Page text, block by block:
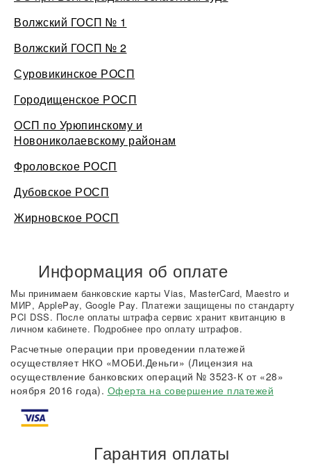
Волжский ГОСП № 1
Волжский ГОСП № 2
Суровикинское РОСП
Городищенское РОСП
ОСП по Урюпинскому и
Новониколаевскому районам
Фроловское РОСП
Дубовское РОСП
Жирновское РОСП
Информация об оплате
Мы принимаем банковские карты Vias, MasterCard, Maestro и
МИР, ApplePay, Google Pay. Платежи защищены по стандарту
PCI DSS. После оплаты штрафа сервис хранит квитанцию в
личном кабинете. Подробнее про оплату штрафов.
Расчетные операции при проведении платежей
осуществляет НКО «МОБИ.Деньги» (Лицензия на
осуществление банковских операций № 3523-К от «28»
ноября 2016 года). Оферта на совершение платежей
Гарантия оплаты